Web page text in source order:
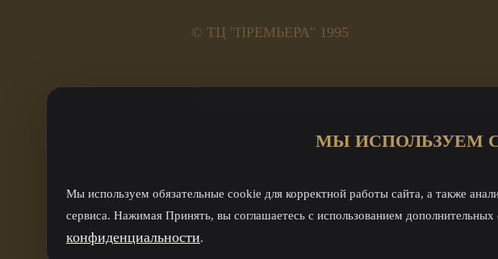
© ТЦ "ПРЕМЬЕРА" 1995
ул. Труда, 185а, 2 этаж ЦИ Магнит
МЫ ИСПОЛЬЗУЕМ
Мы используем обязательные cookie для корректной работы сайта, а также
сервиса. Нажимая Принять, вы соглашаетесь с использованием
конфиденциальности.